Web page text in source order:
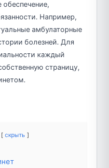
Например,
амбулаторные
болезней. Для
каждый
страницу,
скрыть